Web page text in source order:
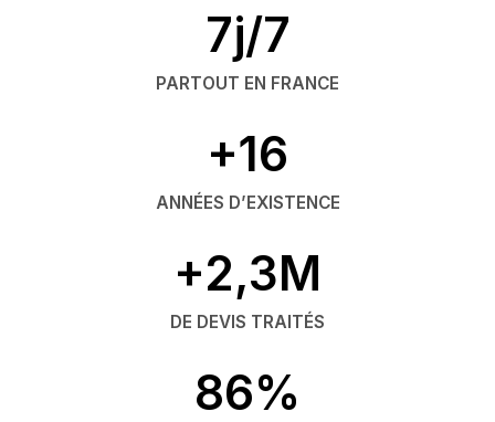
7j/7
PARTOUT EN FRANCE
+16
ANNÉES D’EXISTENCE
+2,3M
DE DEVIS TRAITÉS
86%